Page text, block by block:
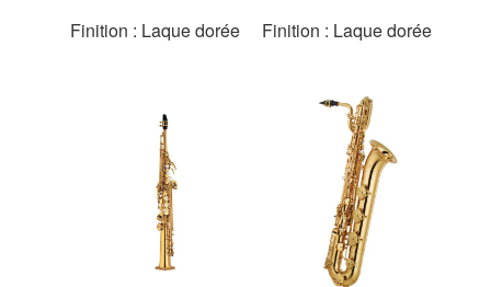
Finition : Laque dorée
Finition : Laque dorée